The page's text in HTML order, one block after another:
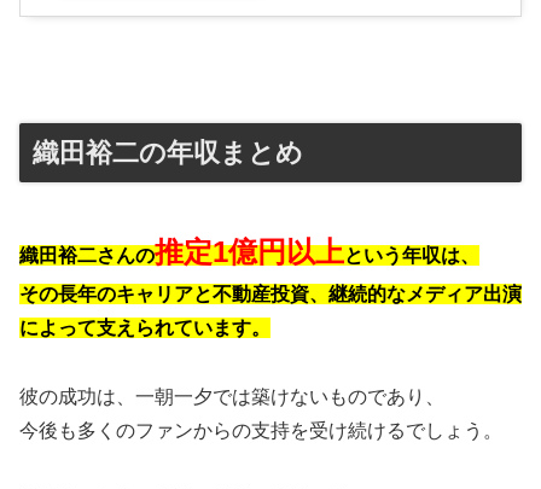
織田裕二の年収まとめ
織田裕二さんの推定1億円以上という年収は、
その長年のキャリアと不動産投資、継続的なメディア出演
によって支えられています。
彼の成功は、一朝一夕では築けないものであり、
今後も多くのファンからの支持を受け続けるでしょう。